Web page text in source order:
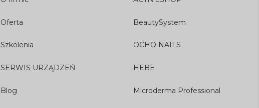
Oferta
Szkolenia
SERWIS URZĄDZEŃ
Blog
BeautySystem
OCHO NAILS
HEBE
Microderma Professional